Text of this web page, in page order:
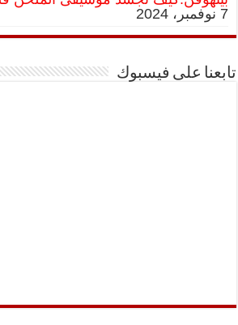
7 نوفمبر، 2024
تابعنا على فيسبوك